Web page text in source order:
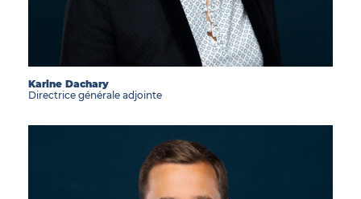
Karine Dachary
Directrice générale adjointe